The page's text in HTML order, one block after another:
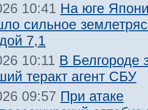
10:41 На юге
сильное
7,1
10:11 В Белгороде
теракт агент СБУ
09:57 При атаке